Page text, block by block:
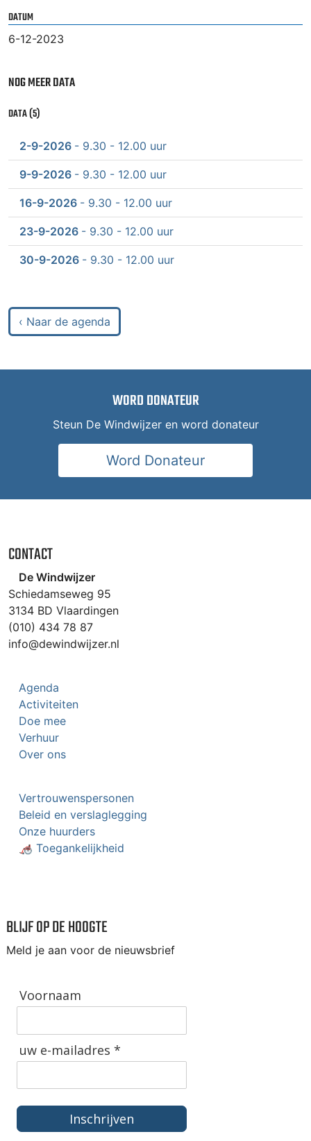
DATUM
6-12-2023
NOG MEER DATA
DATA (5)
2-9-2026 - 9.30 - 12.00 uur
9-9-2026 - 9.30 - 12.00 uur
16-9-2026 - 9.30 - 12.00 uur
23-9-2026 - 9.30 - 12.00 uur
30-9-2026 - 9.30 - 12.00 uur
‹ Naar de agenda
WORD DONATEUR
Steun De Windwijzer en word donateur
Word Donateur
CONTACT
De Windwijzer
Schiedamseweg 95
3134 BD Vlaardingen
(010) 434 78 87
info@dewindwijzer.nl
Agenda
Activiteiten
Doe mee
Verhuur
Over ons
Vertrouwenspersonen
Beleid en verslaglegging
Onze huurders
🦽 Toegankelijkheid
BLIJF OP DE HOOGTE
Meld je aan voor de nieuwsbrief
Voornaam
uw e-mailadres *
Inschrijven